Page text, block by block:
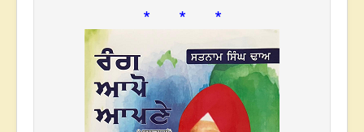
* * *